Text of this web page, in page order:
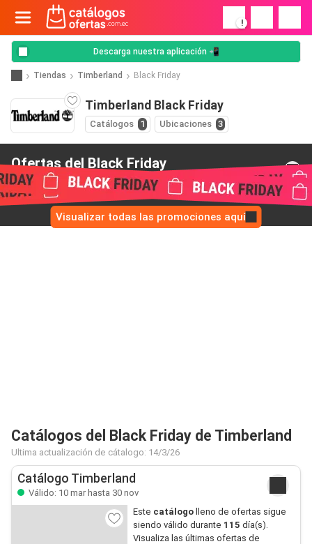
!
Descarga nuestra aplicación 📲
Tiendas Timberland Black Friday
Timberland Black Friday
Catálogos 1 Ubicaciones 3
Ofertas del Black Friday
de Timberland
Visualizar todas las promociones aquí
Catálogos del Black Friday de Timberland
Ultima actualización de cátalogo: 14/3/26
Catálogo Timberland
Válido: 10 mar hasta 30 nov
Este catálogo lleno de ofertas sigue
siendo válido durante 115 día(s).
Visualiza las últimas ofertas de